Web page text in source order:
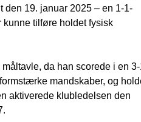
den 19. januar 2025 – en 1-1-
kunne tilføre holdet fysisk
da han scorede i en
mandskaber, og
aktiverede klubledelsen den